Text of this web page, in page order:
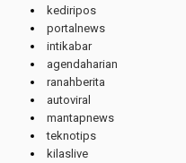
kediripos
portalnews
intikabar
agendaharian
ranahberita
autoviral
mantapnews
teknotips
kilaslive